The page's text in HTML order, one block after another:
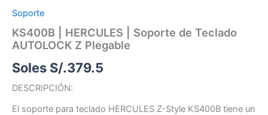
Soporte
KS400B | HERCULES | Soporte de Teclado
AUTOLOCK Z Plegable
Soles S/.379.5
DESCRIPCIÓN:
El soporte para teclado HERCULES Z-Style KS400B tiene un